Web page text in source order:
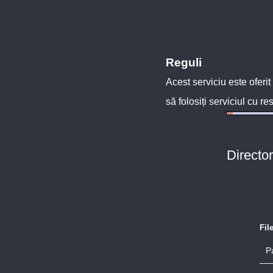
Reguli
Acest serviciu este oferit
să folosiți serviciul cu